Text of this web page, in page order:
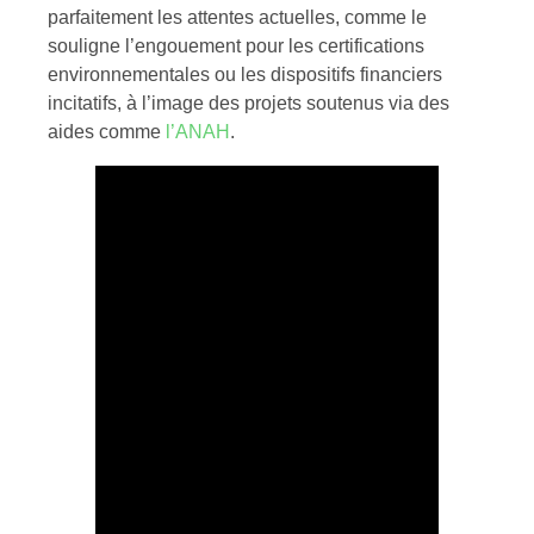
parfaitement les attentes actuelles, comme le
souligne l’engouement pour les certifications
environnementales ou les dispositifs financiers
incitatifs, à l’image des projets soutenus via des
aides comme l’ANAH .